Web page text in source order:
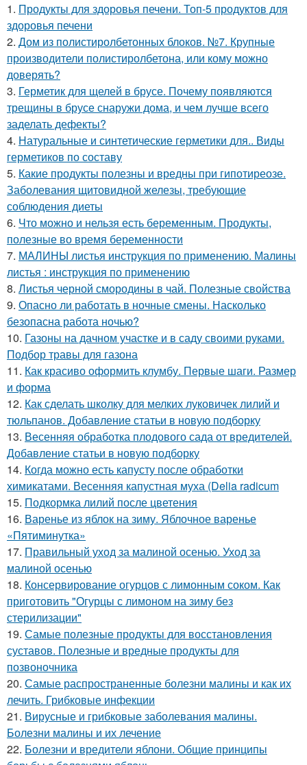
1. Продукты для здоровья печени. Топ-5 продуктов для
здоровья печени
2. Дом из полистиролбетонных блоков. №7. Крупные
производители полистиролбетона, или кому можно
доверять?
3. Герметик для щелей в брусе. Почему появляются
трещины в брусе снаружи дома, и чем лучше всего
заделать дефекты?
4. Натуральные и синтетические герметики для.. Виды
герметиков по составу
5. Какие продукты полезны и вредны при гипотиреозе.
Заболевания щитовидной железы, требующие
соблюдения диеты
6. Что можно и нельзя есть беременным. Продукты,
полезные во время беременности
7. МАЛИНЫ листья инструкция по применению. Малины
листья : инструкция по применению
8. Листья черной смородины в чай. Полезные свойства
9. Опасно ли работать в ночные смены. Насколько
безопасна работа ночью?
10. Газоны на дачном участке и в саду своими руками.
Подбор травы для газона
11. Как красиво оформить клумбу. Первые шаги. Размер
и форма
12. Как сделать школку для мелких луковичек лилий и
тюльпанов. Добавление статьи в новую подборку
13. Весенняя обработка плодового сада от вредителей.
Добавление статьи в новую подборку
14. Когда можно есть капусту после обработки
химикатами. Весенняя капустная муха (Delia radicum
15. Подкормка лилий после цветения
16. Варенье из яблок на зиму. Яблочное варенье
«Пятиминутка»
17. Правильный уход за малиной осенью. Уход за
малиной осенью
18. Консервирование огурцов с лимонным соком. Как
приготовить "Огурцы с лимоном на зиму без
стерилизации"
19. Самые полезные продукты для восстановления
суставов. Полезные и вредные продукты для
позвоночника
20. Самые распространенные болезни малины и как их
лечить. Грибковые инфекции
21. Вирусные и грибковые заболевания малины.
Болезни малины и их лечение
22. Болезни и вредители яблони. Общие принципы